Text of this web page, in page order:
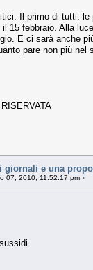
Il primo di tutti:
15 febbraio. Alla
E ci sarà anche
pare non più
giornali e una
07, 2010, 11:52:17 pm »